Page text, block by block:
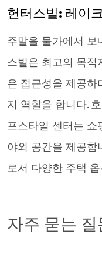
헌터스빌: 레이
주말을 물가에서 보
스빌은 최고의 목적
은 접근성을 제공하
지 역할을 합니다.
프스타일 센터는 쇼
야외 공간을 제공합
로서 다양한 주택
자주 묻는